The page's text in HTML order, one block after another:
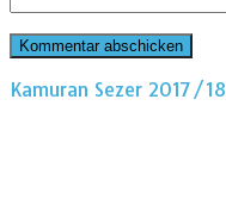
Kamuran Sezer 2017/18